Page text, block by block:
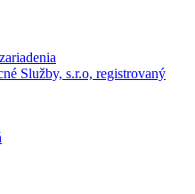
Služby, s.r.o, registrovaný